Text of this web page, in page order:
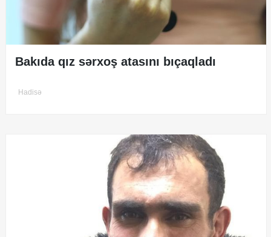
Bakıda qız sərxoş atasını bıçaqladı
Hadisə